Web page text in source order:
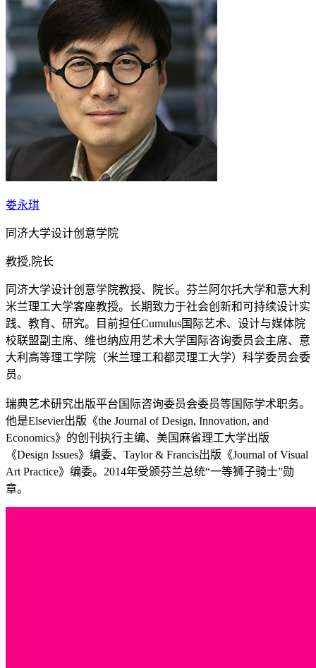
娄永琪
同济大学设计创意学院
教授,院长
同济大学设计创意学院教授、院长。芬兰阿尔托大学和意大利
米兰理工大学客座教授。长期致力于社会创新和可持续设计实
践、教育、研究。目前担任Cumulus国际艺术、设计与媒体院
校联盟副主席、维也纳应用艺术大学国际咨询委员会主席、意
大利高等理工学院（米兰理工和都灵理工大学）科学委员会委
员。
瑞典艺术研究出版平台国际咨询委员会委员等国际学术职务。
他是Elsevier出版《the Journal of Design, Innovation, and
Economics》的创刊执行主编、美国麻省理工大学出版
《Design Issues》编委、Taylor & Francis出版《Journal of Visual
Art Practice》编委。2014年受颁芬兰总统“一等狮子骑士”勋
章。